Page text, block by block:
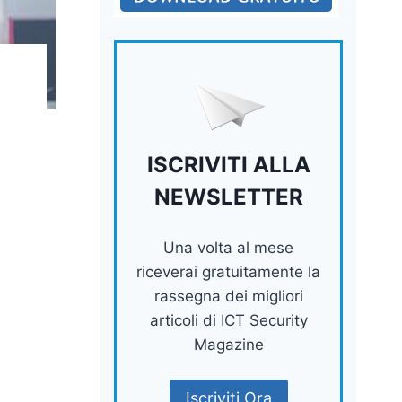
ISCRIVITI ALLA
NEWSLETTER
Una volta al mese
riceverai gratuitamente la
rassegna dei migliori
articoli di ICT Security
Magazine
Iscriviti Ora